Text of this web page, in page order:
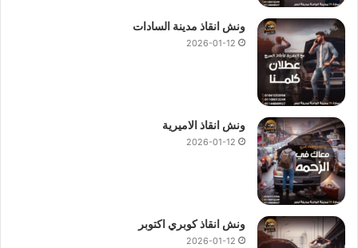
ونش انقاذ مدينة السادات
2026-01-12
ونش انقاذ الاميرية
2026-01-12
ونش انقاذ كوبري اكتوبر
2026-01-12